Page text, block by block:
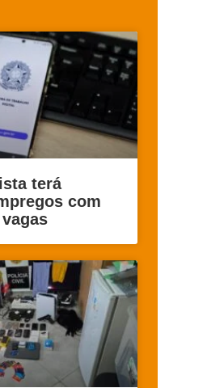
terá
com